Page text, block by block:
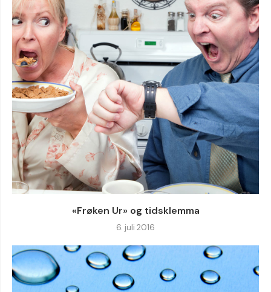
«Frøken Ur» og tidsklemma
6. juli 2016